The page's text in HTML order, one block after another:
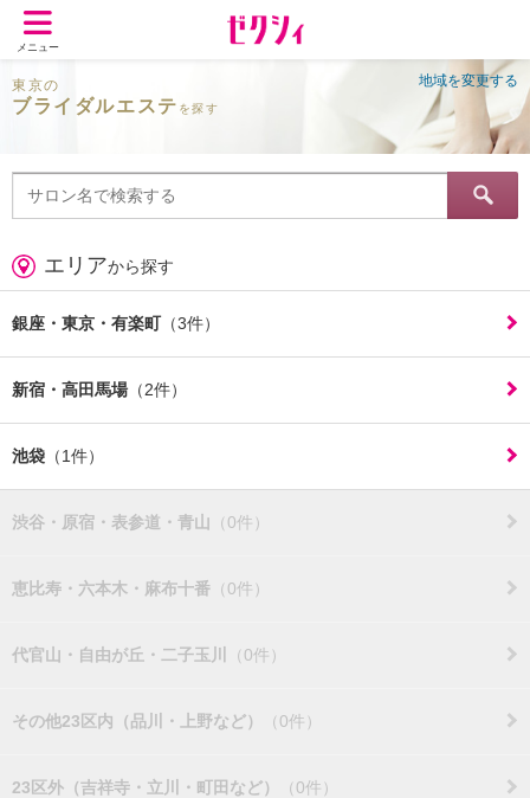
メニュー
東京の
ブライダルエステ を探す
地域を変更する
エリアから探す
銀座・東京・有楽町（3件）
新宿・高田馬場（2件）
池袋 （1件）
渋谷・原宿・表参道・青山 （0件）
恵比寿・六本木・麻布十番 （0件）
代官山・自由が丘・二子玉川 （0件）
その他23区内（品川・上野など） （0件）
23区外（吉祥寺・立川・町田など） （0件）